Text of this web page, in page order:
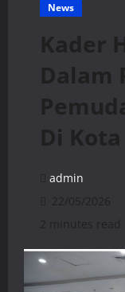
News
Kader
Dalam
Di
admin
22/05/2026
2 minutes read